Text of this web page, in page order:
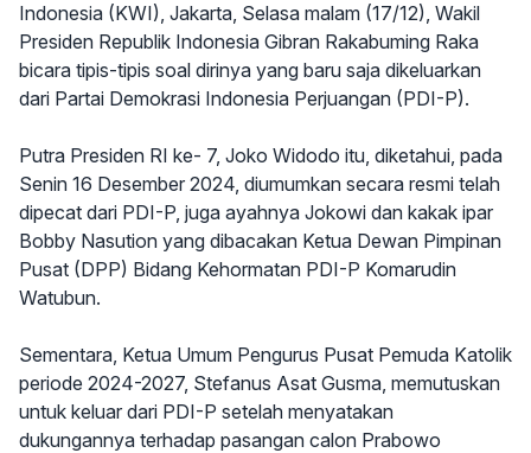
Indonesia (KWI), Jakarta, Selasa malam (17/12), Wakil
Presiden Republik Indonesia Gibran Rakabuming Raka
bicara tipis-tipis soal dirinya yang baru saja dikeluarkan
dari Partai Demokrasi Indonesia Perjuangan (PDI-P).
Putra Presiden RI ke- 7, Joko Widodo itu, diketahui, pada
Senin 16 Desember 2024, diumumkan secara resmi telah
dipecat dari PDI-P, juga ayahnya Jokowi dan kakak ipar
Bobby Nasution yang dibacakan Ketua Dewan Pimpinan
Pusat (DPP) Bidang Kehormatan PDI-P Komarudin
Watubun.
Sementara, Ketua Umum Pengurus Pusat Pemuda Katolik
periode 2024-2027, Stefanus Asat Gusma, memutuskan
untuk keluar dari PDI-P setelah menyatakan
dukungannya terhadap pasangan calon Prabowo